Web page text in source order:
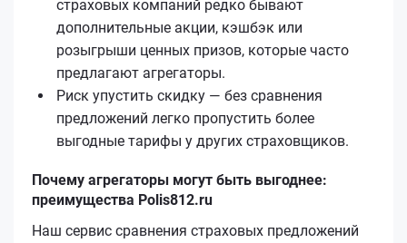
страховых компаний редко бывают
дополнительные акции, кэшбэк или
розыгрыши ценных призов, которые часто
предлагают агрегаторы.
Риск упустить скидку — без сравнения
предложений легко пропустить более
выгодные тарифы у других страховщиков.
Почему агрегаторы могут быть выгоднее:
преимущества Polis812.ru
Наш сервис сравнения страховых предложений